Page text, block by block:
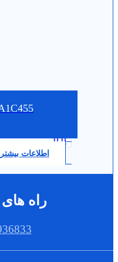
0.0
اطلاعات بیشتر
راه